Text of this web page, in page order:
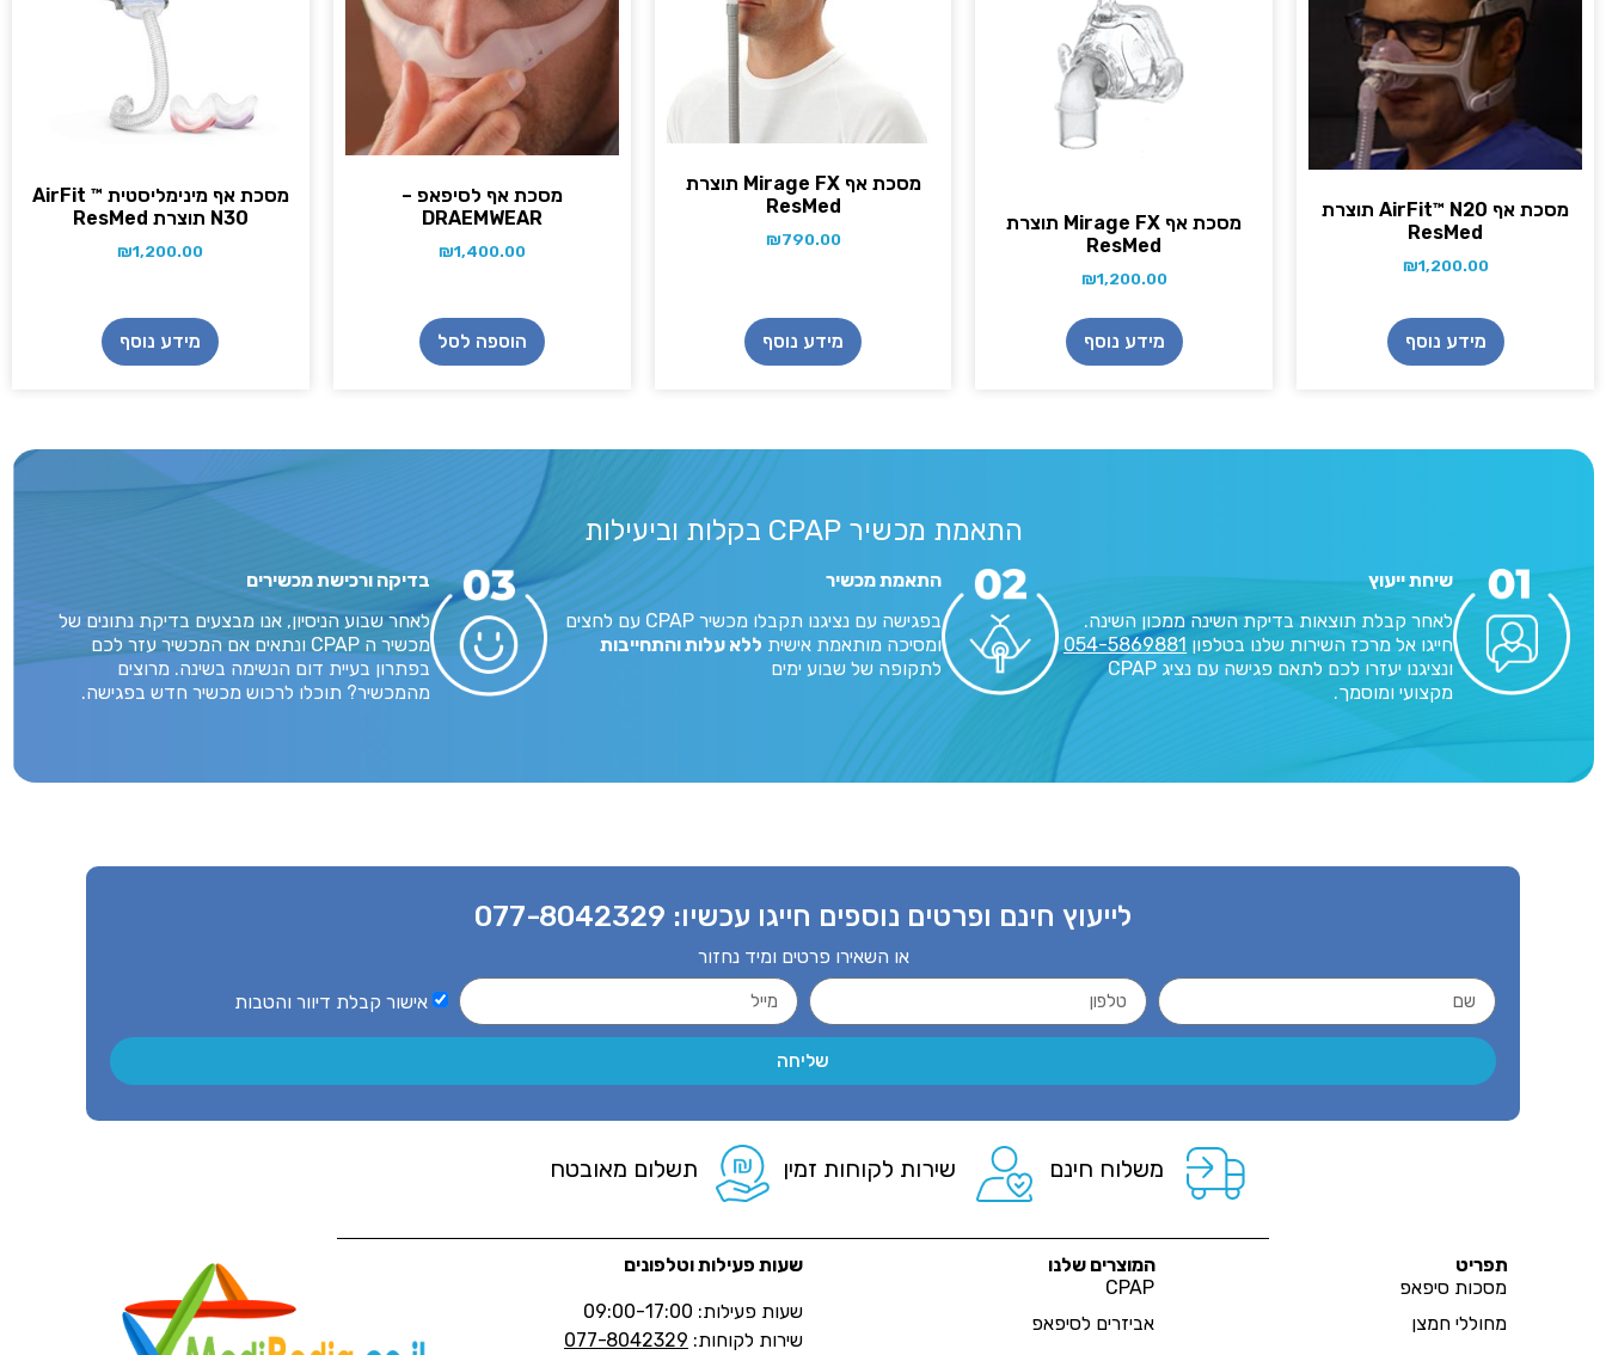
מסכת אף AirFit™ N20 תוצרת
ResMed
₪1,200.00
מידע נוסף
מסכת אף Mirage FX תוצרת
ResMed
₪1,200.00
מידע נוסף
מסכת אף Mirage FX תוצרת
ResMed
₪790.00
מידע נוסף
מסכת אף לסיפאפ –
DRAEMWEAR
₪1,400.00
הוספה לסל
מסכת אף מינימליסטית AirFit ™
N30 תוצרת ResMed
₪1,200.00
מידע נוסף
התאמת מכשיר CPAP בקלות וביעילות
שיחת ייעוץ
לאחר קבלת תוצאות בדיקת השינה ממכון השינה.
חייגו אל מרכז השירות שלנו בטלפון 054-5869881
ונציגנו יעזרו לכם לתאם פגישה עם נציג CPAP
מקצועי ומוסמך.
התאמת מכשיר
בפגישה עם נציגנו תקבלו מכשיר CPAP עם לחצים
ומסיכה מותאמת אישית ללא עלות והתחייבות
לתקופה של שבוע ימים
בדיקה ורכישת מכשירים
לאחר שבוע הניסיון, אנו מבצעים בדיקת נתונים של
מכשיר ה CPAP ונתאים אם המכשיר עזר לכם
בפתרון בעיית דום הנשימה בשינה. מרוצים
מהמכשיר? תוכלו לרכוש מכשיר חדש בפגישה.
לייעוץ חינם ופרטים נוספים חייגו עכשיו: 077-8042329
או השאירו פרטים ומיד נחזור
אישור קבלת דיוור והטבות
שליחה
משלוח חינם שירות לקוחות זמין תשלום מאובטח
תפריט
מסכות סיפאפ
מחוללי חמצן
המוצרים שלנו
CPAP
אביזרים לסיפאפ
שעות פעילות וטלפונים
שעות פעילות: 09:00-17:00
שירות לקוחות: 077-8042329